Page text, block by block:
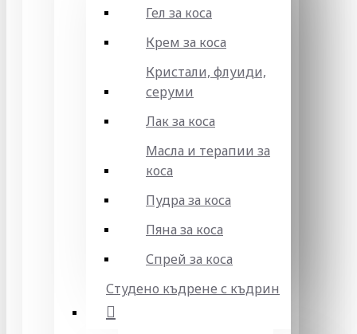
Гел за коса
Крем за коса
Кристали, флуиди,
серуми
Лак за коса
Масла и терапии за
коса
Пудра за коса
Пяна за коса
Спрей за коса
Студено къдрене с къдрин